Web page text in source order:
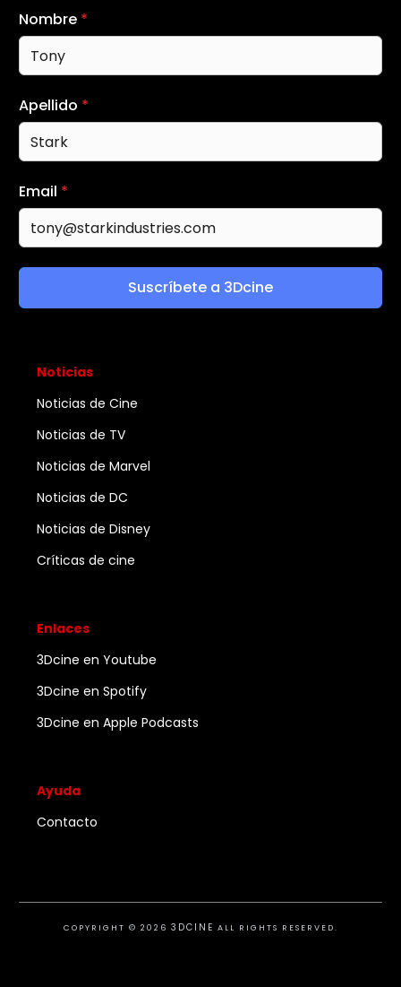
Nombre *
Apellido *
Email *
Suscríbete a 3Dcine
Noticias
Noticias de Cine
Noticias de TV
Noticias de Marvel
Noticias de DC
Noticias de Disney
Críticas de cine
Enlaces
3Dcine en Youtube
3Dcine en Spotify
3Dcine en Apple Podcasts
Ayuda
Contacto
COPYRIGHT © 2026 3DCINE ALL RIGHTS RESERVED.